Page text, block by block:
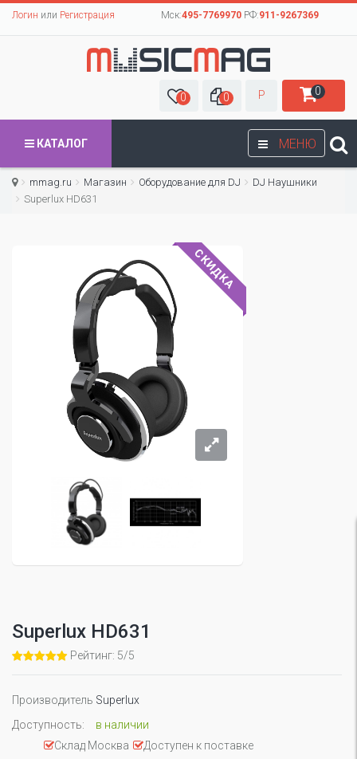
Логин или Регистрация Мск:495-7769970РФ:911-9267369
0 0 Р 0
МЕНЮ
КАТАЛОГ
mmag.ru Магазин Оборудование для DJ
DJ Наушники
Superlux HD631
СКИДКА
Superlux HD631
Рейтинг: 5/5
Производитель Superlux
Доступность:
в наличии
Склад Москва
Доступен к поставке